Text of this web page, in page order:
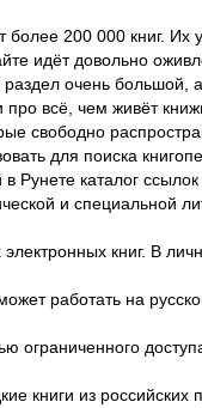
200 000 книг. Их
идёт довольно
очень
про всё, чем живёт
свободно
для поиска
каталог
и специальной
книг. В
работать на
ограниченного
книги из